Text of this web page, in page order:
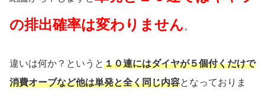
の排出確率は変わりません。
違いは何か？というと１０連にはダイヤが５個付くだけで
消費オーブなど他は単発と全く同じ内容となっておりま